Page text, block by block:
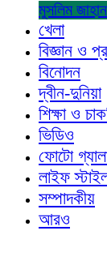
মুসলিম জাহান
খেলা
বিজ্ঞান ও
বিনোদন
দ্বীন-দুনিয়া
শিক্ষা ও
ভিডিও
ফোটো
লাইফ
সম্পাদকীয়
আরও